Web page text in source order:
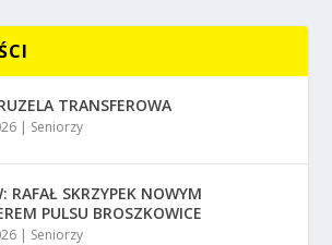
TRANSFEROWA
| Seniorzy
RAFAŁ SKRZYPEK NOWYM
PULSU BROSZKOWICE
| Seniorzy